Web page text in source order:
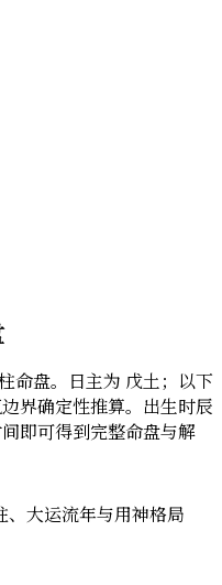
命盘。日主为 戊土；以下
界确定性推算。出生时辰
即可得到完整命盘与解
、大运流年与用神格局